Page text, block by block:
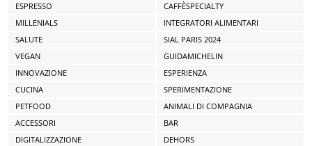
ESPRESSO
CAFFÈSPECIALTY
MILLENIALS
INTEGRATORI ALIMENTARI
SALUTE
SIAL PARIS 2024
VEGAN
GUIDAMICHELIN
INNOVAZIONE
ESPERIENZA
CUCINA
SPERIMENTAZIONE
PETFOOD
ANIMALI DI COMPAGNIA
ACCESSORI
BAR
DIGITALIZZAZIONE
DEHORS